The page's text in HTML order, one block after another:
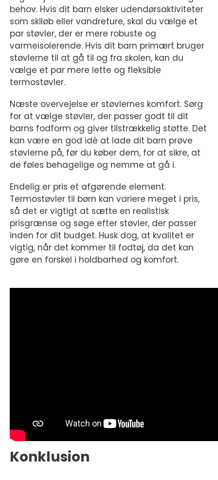
behov. Hvis dit barn elsker udendørsaktiviteter
som skiløb eller vandreture, skal du vælge et
par støvler, der er mere robuste og
varmeisolerende. Hvis dit barn primært bruger
støvlerne til at gå til og fra skolen, kan du
vælge et par mere lette og fleksible
termostøvler.
Næste overvejelse er støvlernes komfort. Sørg
for at vælge støvler, der passer godt til dit
barns fodform og giver tilstrækkelig støtte. Det
kan være en god idé at lade dit barn prøve
støvlerne på, før du køber dem, for at sikre, at
de føles behagelige og nemme at gå i.
Endelig er pris et afgørende element.
Termostøvler til børn kan variere meget i pris,
så det er vigtigt at sætte en realistisk
prisgrænse og søge efter støvler, der passer
inden for dit budget. Husk dog, at kvalitet er
vigtig, når det kommer til fodtøj, da det kan
gøre en forskel i holdbarhed og komfort.
Konklusion